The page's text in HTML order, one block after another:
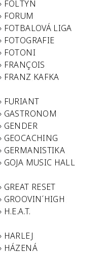
FOLTYN
FORUM
FOTBALOVÁ LIGA
FOTOGRAFIE
FOTONI
FRANÇOIS
FRANZ KAFKA
FURIANT
GASTRONOM
GENDER
GEOCACHING
GERMANISTIKA
GOJA MUSIC HALL
GREAT RESET
GROOVIN´HIGH
H.E.A.T.
HARLEJ
HÁZENÁ